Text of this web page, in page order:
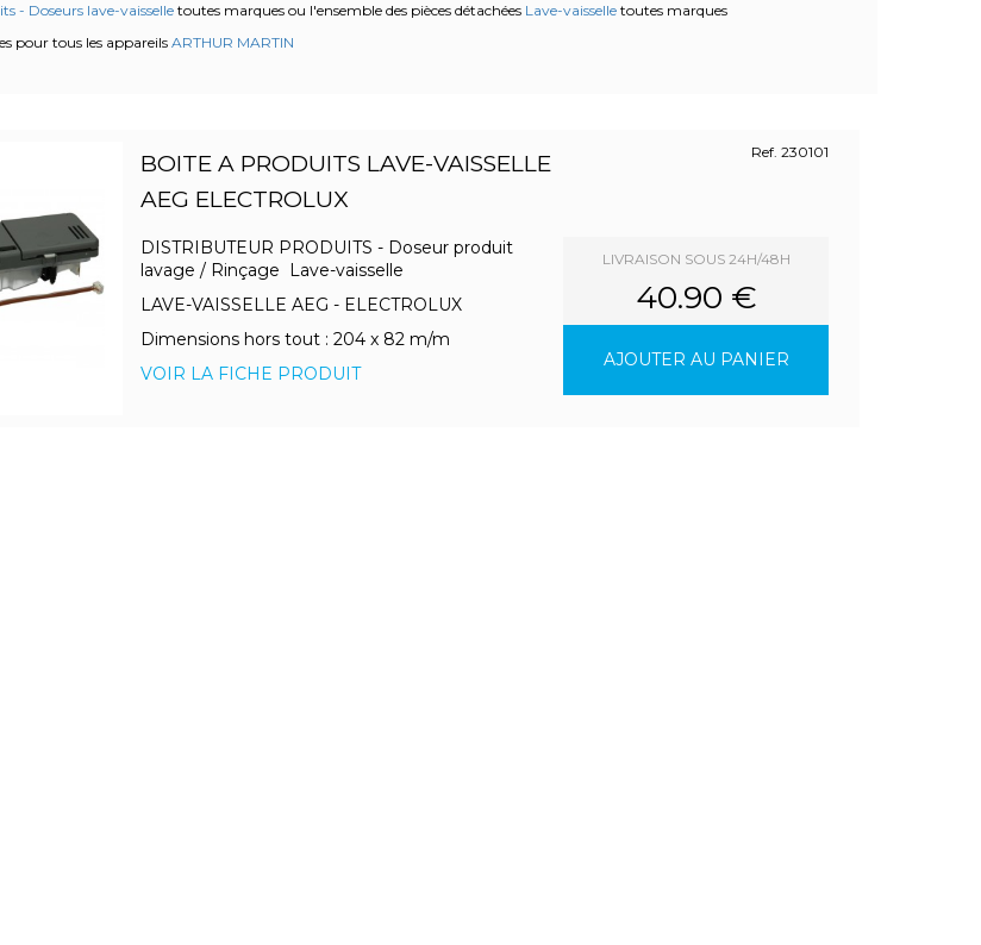
- Doseurs lave-vaisselletoutes marques ou l'ensemble des pièces détachées Lave-vaisselletoutes marques
pour tous les appareils ARTHUR MARTIN
BOITE A PRODUITS LAVE-VAISSELLE
AEG ELECTROLUX
Ref. 230101
DISTRIBUTEUR PRODUITS - Doseur produit
lavage / Rinçage Lave-vaisselle
LAVE-VAISSELLE AEG - ELECTROLUX
Dimensions hors tout : 204 x 82 m/m
VOIR LA FICHE PRODUIT
LIVRAISON SOUS 24H/48H
40.90 €
AJOUTER AU PANIER